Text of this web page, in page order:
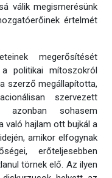
válik megismerésünk
értelmét
megerősítését
politikai mítoszokról
szerző megállapította,
szervezett
azonban sohasem
való hajlam ott bujkál a
amikor elfogynak
erőteljesebben
törnek elő. Az ilyen